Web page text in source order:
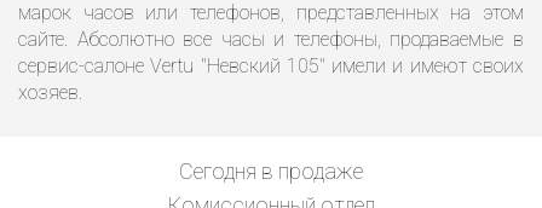
марок часов или телефонов, представленных на этом
сайте. Абсолютно все часы и телефоны, продаваемые в
сервис-салоне Vertu "Невский 105" имели и имеют своих
хозяев.
Сегодня в продаже